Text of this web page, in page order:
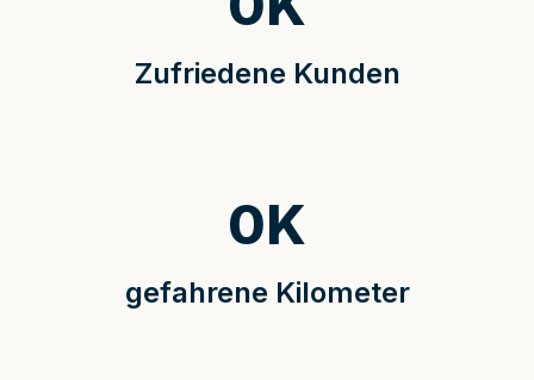
Zufriedene Kunden
gefahrene Kilometer
0K